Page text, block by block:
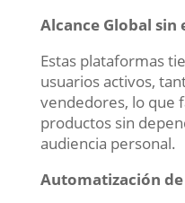
Alcance Global
Estas plataformas
usuarios activos,
vendedores, lo que
productos sin
audiencia personal.
Automatización de